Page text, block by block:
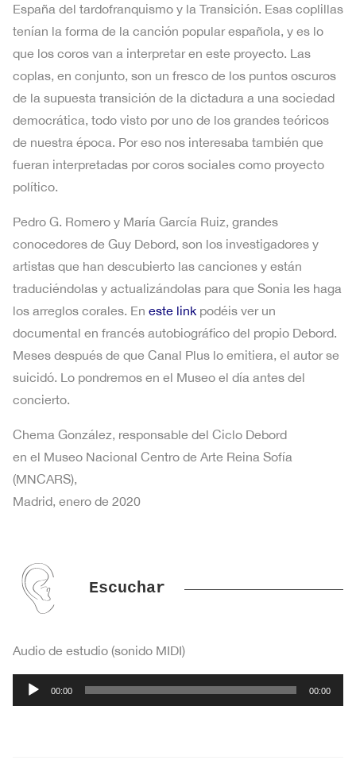
España del tardofranquismo y la Transición. Esas coplillas
tenían la forma de la canción popular española, y es lo
que los coros van a interpretar en este proyecto. Las
coplas, en conjunto, son un fresco de los puntos oscuros
de la supuesta transición de la dictadura a una sociedad
democrática, todo visto por uno de los grandes teóricos
de nuestra época. Por eso nos interesaba también que
fueran interpretadas por coros sociales como proyecto
político.
Pedro G. Romero y María García Ruiz, grandes
conocedores de Guy Debord, son los investigadores y
artistas que han descubierto las canciones y están
traduciéndolas y actualizándolas para que Sonia les haga
los arreglos corales. En este link podéis ver un
documental en francés autobiográfico del propio Debord.
Meses después de que Canal Plus lo emitiera, el autor se
suicidó. Lo pondremos en el Museo el día antes del
concierto.
Chema González, responsable del Ciclo Debord
en el Museo Nacional Centro de Arte Reina Sofía
(MNCARS),
Madrid, enero de 2020
Escuchar
Audio de estudio (sonido MIDI)
Reproductor
de
00:00 00:00